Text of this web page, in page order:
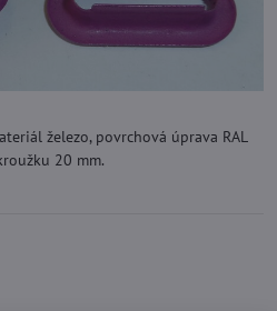
železo, povrchová úprava RAL
20 mm.